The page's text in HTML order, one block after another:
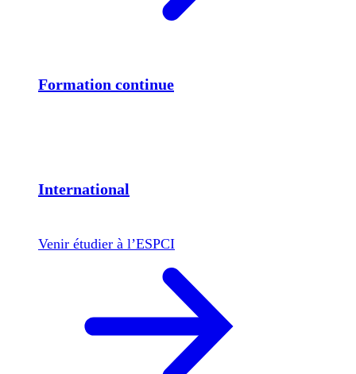
Formation continue
International
Venir étudier à l’ESPCI